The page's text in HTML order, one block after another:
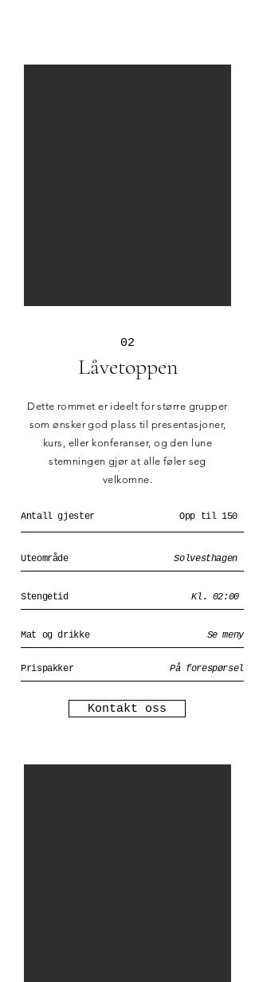
02
Låvetoppen
Dette rommet er ideelt for større grupper
som ønsker god plass til presentasjoner,
kurs, eller konferanser, og den lune
stemningen gjør at alle føler seg
velkomne.
Antall gjester Opp til 150
Uteområde Solvesthagen
Stengetid Kl. 02:00
Mat og drikke Se meny
Prispakker På forespørsel
Kontakt oss